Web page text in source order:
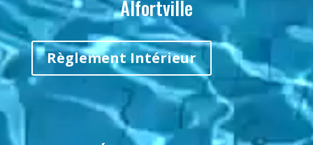
Alfortville
Règlement Intérieur